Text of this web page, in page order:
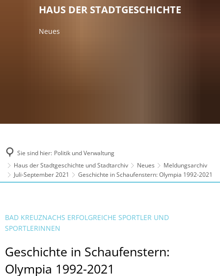
HAUS DER STADTGESCHICHTE
Neues
Sie sind hier: Politik und Verwaltung
Haus der Stadtgeschichte und Stadtarchiv
Neues
Meldungsarchiv
Juli-September 2021
Geschichte in Schaufenstern: Olympia 1992-2021
BAD KREUZNACHS ERFOLGREICHE SPORTLER UND
SPORTLERINNEN
Geschichte in Schaufenstern:
Olympia 1992-2021